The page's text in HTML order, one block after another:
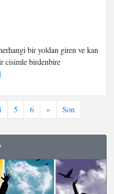
bir yoldan giren ve kan
cisimle birdenbire
5 6 » Son